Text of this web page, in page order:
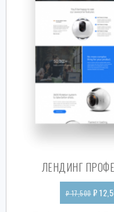
ЛЕНДИНГ
₽17,500 ₽